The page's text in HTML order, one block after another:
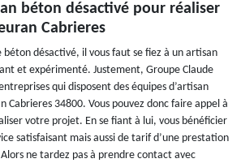
béton désactivé pour réaliser
Cabrieres
désactivé, il vous faut se fiez à un artisan
et expérimenté. Justement, Groupe Claude
qui disposent des équipes d’artisan
Cabrieres 34800. Vous pouvez donc faire appel à
votre projet. En se fiant à lui, vous bénéficier
satisfaisant mais aussi de tarif d’une prestation
ne tardez pas à prendre contact avec